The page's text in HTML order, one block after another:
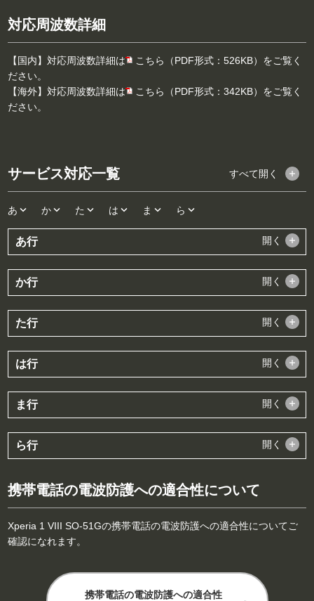
対応周波数詳細
【国内】対応周波数詳細は こちら（PDF形式：526KB） をご覧く
ださい。
【海外】対応周波数詳細は
こちら（PDF形式：342KB） をご覧く
ださい。
サービス対応一覧 すべて開く
あ か た は ま ら
あ行 開く
か行 開く
た行 開く
は行 開く
ま行 開く
ら行 開く
携帯電話の電波防護への適合性について
Xperia 1 VIII SO-51Gの携帯電話の電波防護への適合性についてご
確認になれます。
携帯電話の電波防護への適合性